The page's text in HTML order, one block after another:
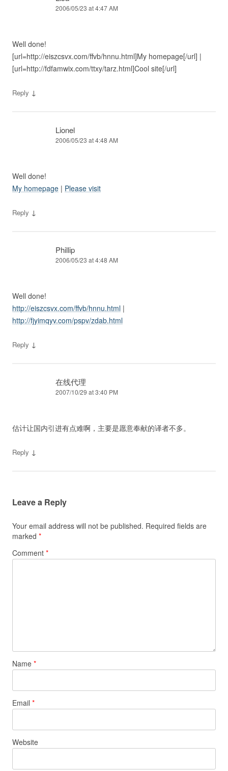
2006/05/23 at 4:47 AM
Well done!
[url=http://eiszcsvx.com/ffvb/hnnu.html]My homepage[/url] |
[url=http://fdfamwix.com/ttxy/tarz.html]Cool site[/url]
Reply ↓
Lionel
2006/05/23 at 4:48 AM
Well done!
My homepage | Please visit
Reply ↓
Phillip
2006/05/23 at 4:48 AM
Well done!
http://eiszcsvx.com/ffvb/hnnu.html |
http://fjyimqyv.com/pspv/zdab.html
Reply ↓
在线代理
2007/10/29 at 3:40 PM
估计让国内引进有点难啊，主要是愿意奉献的译者不多。
Reply ↓
Leave a Reply
Your email address will not be published. Required fields are
marked *
Comment *
Name *
Email *
Website